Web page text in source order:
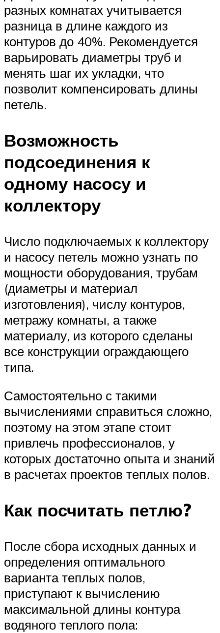
разных комнатах учитывается
разница в длине каждого из
контуров до 40%. Рекомендуется
варьировать диаметры труб и
менять шаг их укладки, что
позволит компенсировать длины
петель.
Возможность
подсоединения к
одному насосу и
коллектору
Число подключаемых к коллектору
и насосу петель можно узнать по
мощности оборудования, трубам
(диаметры и материал
изготовления), числу контуров,
метражу комнаты, а также
материалу, из которого сделаны
все конструкции ограждающего
типа.
Самостоятельно с такими
вычислениями справиться сложно,
поэтому на этом этапе стоит
привлечь профессионалов, у
которых достаточно опыта и знаний
в расчетах проектов теплых полов.
Как посчитать петлю?
После сбора исходных данных и
определения оптимального
варианта теплых полов,
приступают к вычислению
максимальной длины контура
водяного теплого пола: